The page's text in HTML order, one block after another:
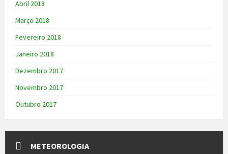
Abril 2018
Março 2018
Fevereiro 2018
Janeiro 2018
Dezembro 2017
Novembro 2017
Outubro 2017
METEOROLOGIA